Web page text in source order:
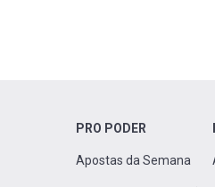
PRO PODER
Apostas da Semana